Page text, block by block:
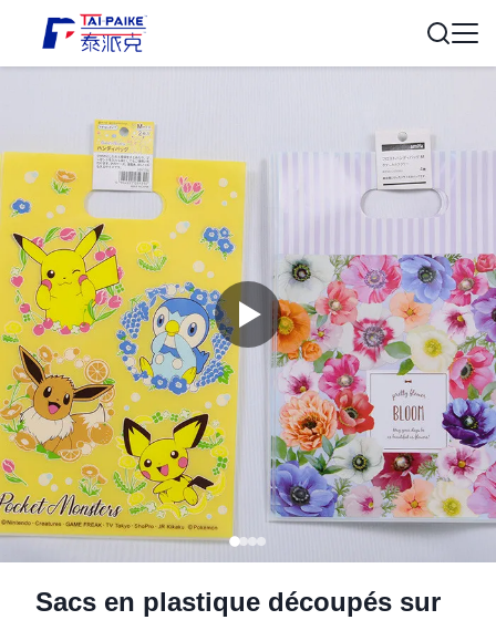
Sacs en plastique découpés sur